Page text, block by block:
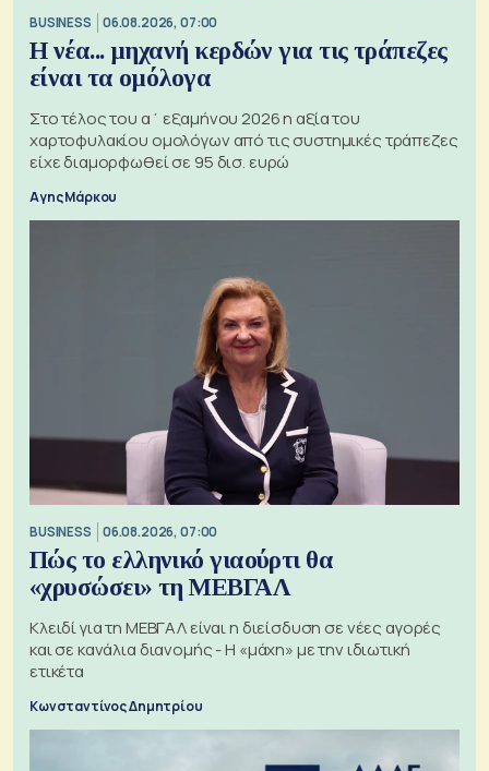
BUSINESS 06.08.2026, 07:00
Η νέα... μηχανή κερδών για τις τράπεζες
είναι τα ομόλογα
Στο τέλος του α΄ εξαμήνου 2026 η αξία του
χαρτοφυλακίου ομολόγων από τις συστημικές τράπεζες
είχε διαμορφωθεί σε 95 δισ. ευρώ
Αγης Μάρκου
BUSINESS 06.08.2026, 07:00
Πώς το ελληνικό γιαούρτι θα
«χρυσώσει» τη ΜΕΒΓΑΛ
Κλειδί για τη ΜΕΒΓΑΛ είναι η διείσδυση σε νέες αγορές
και σε κανάλια διανομής - Η «μάχη» με την ιδιωτική
ετικέτα
Κωνσταντίνος Δημητρίου